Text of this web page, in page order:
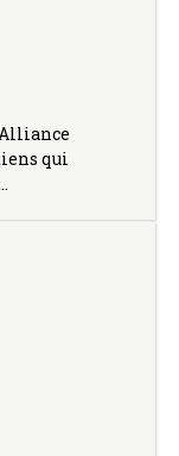
qui